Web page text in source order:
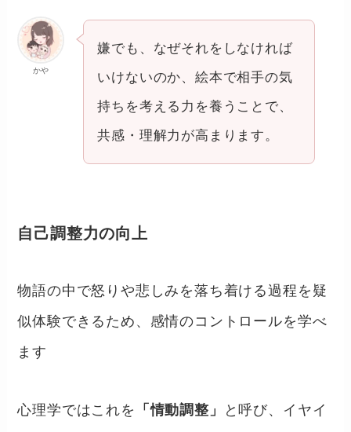
かや
嫌でも、なぜそれをしなければ
いけないのか、絵本で相手の気
持ちを考える力を養うことで、
共感・理解力が高まります。
自己調整力の向上
物語の中で怒りや悲しみを落ち着ける過程を疑
似体験できるため、感情のコントロールを学べ
ます
心理学ではこれを 「情動調整」
と呼び、イヤイ